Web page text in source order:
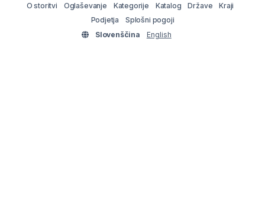
O storitvi
Oglaševanje Kategorije Katalog Države
Kraji
Podjetja
Splošni pogoji
Slovenščina
English